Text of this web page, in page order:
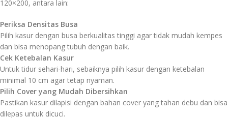
120×200, antara lain:
Periksa Densitas Busa
Pilih kasur dengan busa berkualitas tinggi agar tidak mudah kempes
dan bisa menopang tubuh dengan baik.
Cek Ketebalan Kasur
Untuk tidur sehari-hari, sebaiknya pilih kasur dengan ketebalan
minimal 10 cm agar tetap nyaman.
Pilih Cover yang Mudah Dibersihkan
Pastikan kasur dilapisi dengan bahan cover yang tahan debu dan bisa
dilepas untuk dicuci.